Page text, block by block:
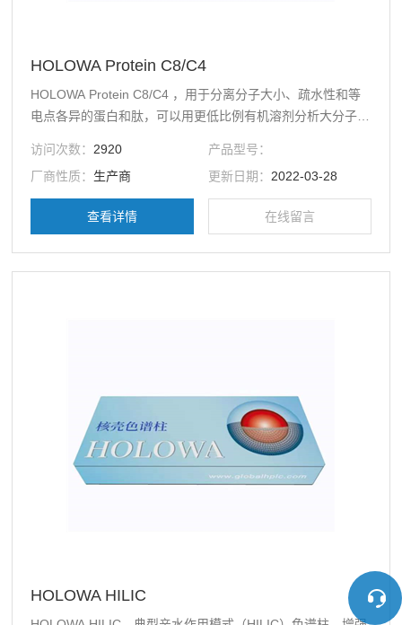
HOLOWA Protein C8/C4
HOLOWA Protein C8/C4 ，用于分离分子大小、疏水性和等
电点各异的蛋白和肽，可以用更低比例有机溶剂分析大分子蛋
访问次数： 2920
产品型号：
厂商性质： 生产商 更新日期： 2022-03-28
查看详情 在线留言
HOLOWA HILIC